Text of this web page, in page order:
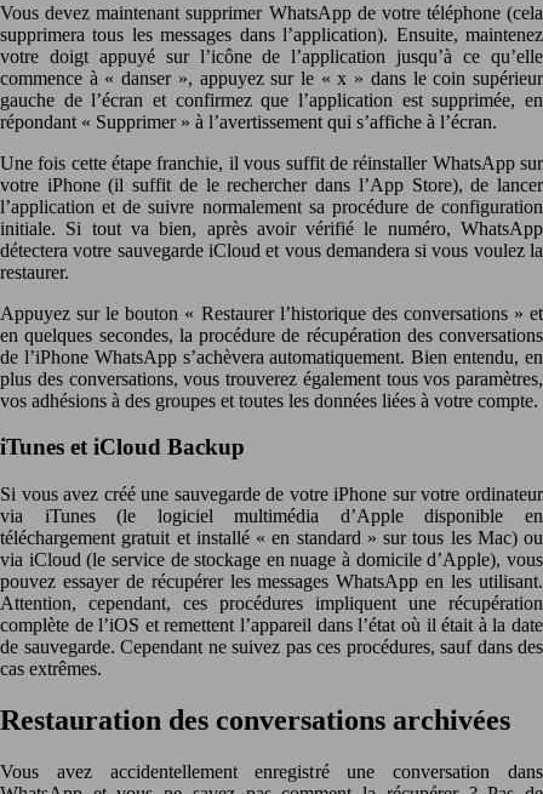
Vous devez maintenant supprimer WhatsApp de votre téléphone (cela
supprimera tous les messages dans l’application). Ensuite, maintenez
votre doigt appuyé sur l’icône de l’application jusqu’à ce qu’elle
commence à « danser », appuyez sur le « x » dans le coin supérieur
gauche de l’écran et confirmez que l’application est supprimée, en
répondant « Supprimer » à l’avertissement qui s’affiche à l’écran.
Une fois cette étape franchie, il vous suffit de réinstaller WhatsApp sur
votre iPhone (il suffit de le rechercher dans l’App Store), de lancer
l’application et de suivre normalement sa procédure de configuration
initiale. Si tout va bien, après avoir vérifié le numéro, WhatsApp
détectera votre sauvegarde iCloud et vous demandera si vous voulez la
restaurer.
Appuyez sur le bouton « Restaurer l’historique des conversations » et
en quelques secondes, la procédure de récupération des conversations
de l’iPhone WhatsApp s’achèvera automatiquement. Bien entendu, en
plus des conversations, vous trouverez également tous vos paramètres,
vos adhésions à des groupes et toutes les données liées à votre compte.
iTunes et iCloud Backup
Si vous avez créé une sauvegarde de votre iPhone sur votre ordinateur
via iTunes (le logiciel multimédia d’Apple disponible en
téléchargement gratuit et installé « en standard » sur tous les Mac) ou
via iCloud (le service de stockage en nuage à domicile d’Apple), vous
pouvez essayer de récupérer les messages WhatsApp en les utilisant.
Attention, cependant, ces procédures impliquent une récupération
complète de l’iOS et remettent l’appareil dans l’état où il était à la date
de sauvegarde. Cependant ne suivez pas ces procédures, sauf dans des
cas extrêmes.
Restauration des conversations archivées
Vous avez accidentellement enregistré une conversation dans